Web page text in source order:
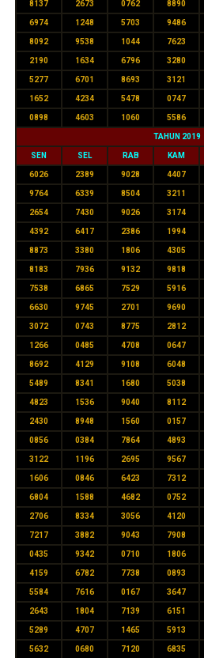
8137 2673 0762 8890
6974 1248 5703 9486
8092 9538 1044 7623
2190 1634 6796 3280
5277 6701 8693 3121
1652 4234 5478 0747
0898 4603 1060 5586
TAHUN 2019
SEN SEL RAB KAM
6026 2389 9028 4407
9764 6339 8504 3211
2654 7430 9026 3174
4392 6417 2386 1994
8873 3380 1806 4305
8183 7936 9132 9818
7538 6865 7529 5916
6630 9745 2701 9690
3072 0743 8775 2812
1266 0485 4708 0647
8692 4129 9108 6048
5489 8341 1680 5038
4823 1536 9040 8112
2430 8948 1560 0157
0856 0384 7864 4893
3122 1196 2695 9567
1606 0846 6423 7312
6804 1588 4682 0752
2706 8334 3056 4120
7217 3882 9043 7908
0435 9342 0710 1806
4159 6782 7738 0893
5584 7616 0167 3647
2643 1804 7139 6151
5289 4707 1465 5913
5632 0680 7120 6835